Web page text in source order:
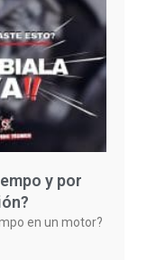
y por
en un motor?